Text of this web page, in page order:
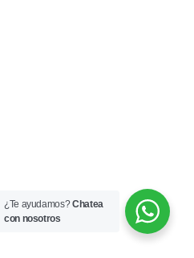
¿Te ayudamos?Chatea
con nosotros